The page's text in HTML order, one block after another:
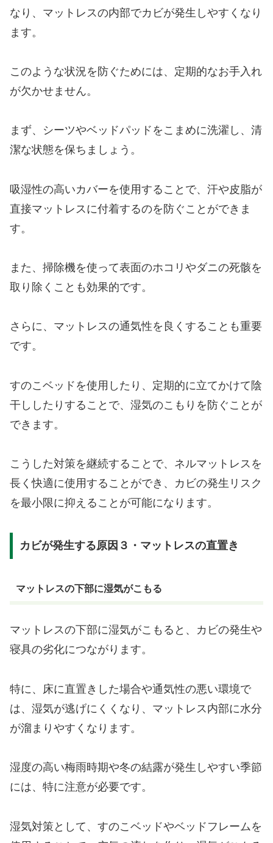
なり、マットレスの内部でカビが発生しやすくなり
ます。
このような状況を防ぐためには、定期的なお手入れ
が欠かせません。
まず、シーツやベッドパッドをこまめに洗濯し、清
潔な状態を保ちましょう。
吸湿性の高いカバーを使用することで、汗や皮脂が
直接マットレスに付着するのを防ぐことができま
す。
また、掃除機を使って表面のホコリやダニの死骸を
取り除くことも効果的です。
さらに、マットレスの通気性を良くすることも重要
です。
すのこベッドを使用したり、定期的に立てかけて陰
干ししたりすることで、湿気のこもりを防ぐことが
できます。
こうした対策を継続することで、ネルマットレスを
長く快適に使用することができ、カビの発生リスク
を最小限に抑えることが可能になります。
カビが発生する原因３・マットレスの直置き
マットレスの下部に湿気がこもる
マットレスの下部に湿気がこもると、カビの発生や
寝具の劣化につながります。
特に、床に直置きした場合や通気性の悪い環境で
は、湿気が逃げにくくなり、マットレス内部に水分
が溜まりやすくなります。
湿度の高い梅雨時期や冬の結露が発生しやすい季節
には、特に注意が必要です。
湿気対策として、すのこベッドやベッドフレームを